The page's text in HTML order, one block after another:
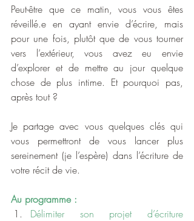
Peut-être que ce matin, vous vous êtes
réveillé.e en ayant envie d’écrire, mais
pour une fois, plutôt que de vous tourner
vers l’extérieur, vous avez eu envie
d’explorer et de mettre au jour quelque
chose de plus intime. Et pourquoi pas,
après tout ?
Je partage avec vous quelques clés qui
vous permettront de vous lancer plus
sereinement (je l’espère) dans l’écriture de
votre récit de vie.
Au programme :
Délimiter son projet d’écriture